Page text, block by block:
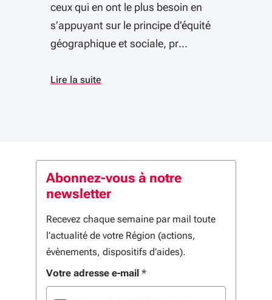
ceux qui en ont le plus besoin en
s’appuyant sur le principe d'équité
géographique et sociale, pr...
Lire la suite
Abonnez-vous à notre
newsletter
Recevez chaque semaine par mail toute
l’actualité de votre Région (actions,
évènements, dispositifs d’aides).
Votre adresse e-mail *